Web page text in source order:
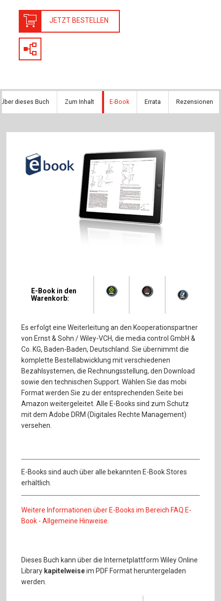
JETZT BESTELLEN
Über dieses Buch Zum Inhalt E-Book Errata Rezensionen
E-Book in den
Warenkorb:
Es erfolgt eine Weiterleitung an den Kooperationspartner
von Ernst & Sohn / Wiley-VCH, die media control GmbH &
Co. KG, Baden-Baden, Deutschland. Sie übernimmt die
komplette Bestellabwicklung mit verschiedenen
Bezahlsystemen, die Rechnungsstellung, den Download
sowie den technischen Support. Wählen Sie das mobi
Format werden Sie zu der entsprechenden Seite bei
Amazon weitergeleitet. Alle E-Books sind zum Schutz
mit dem Adobe DRM (Digitales Rechte Management)
versehen.
E-Books sind auch über alle bekannten E-Book Stores
erhältlich.
Weitere Informationen über E-Books im Bereich FAQ E-
Book - Allgemeine Hinweise.
Dieses Buch kann über die Internetplattform Wiley Online
Library kapitelweiseim PDF Format heruntergeladen
werden.